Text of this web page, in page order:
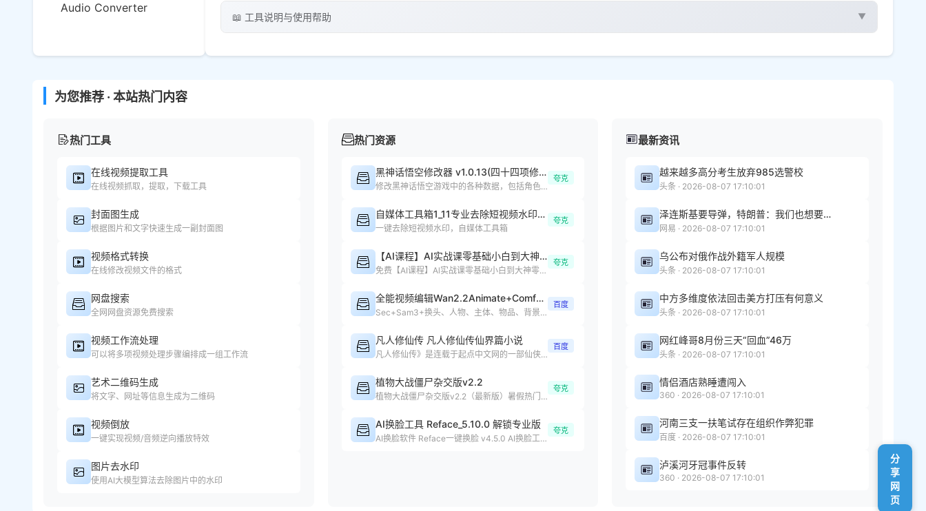
Audio Converter
📖 工具说明与使用帮助 ▼
为您推荐 · 本站热门内容
热门工具
在线视频提取工具
在线视频抓取，提取，下载工具
封面图生成
根据图片和文字快速生成一副封面图
视频格式转换
在线修改视频文件的格式
网盘搜索
全网网盘资源免费搜索
视频工作流处理
可以将多项视频处理步骤编排成一组工作流
艺术二维码生成
将文字、网址等信息生成为二维码
视频倒放
一键实现视频/音频逆向播放特效
图片去水印
使用AI大模型算法去除图片中的水印
热门资源
黑神话悟空修改器 v1.0.13(四十四项修改器)
修改黑神话悟空游戏中的各种数据，包括角色属性、装备等
夸克
自媒体工具箱1_11专业去除短视频水印处理短视频
一键去除短视频水印，自媒体工具箱
夸克
【AI课程】AI实战课零基础小白到大神零基础
免费【AI课程】Al实战课零基础小白到大神零基础小白课程下载
夸克
全能视频编辑Wan2.2Animate+ComfyUI整合包4.0
Sec+Sam3+换头、人物、主体、物品、背景、任意元素替换、动作复制
百度
凡人修仙传 凡人修仙传仙界篇小说
凡人修仙传》是连载于起点中文网的一部仙侠修真小说，作者是忘语
百度
植物大战僵尸杂交版v2.2
植物大战僵尸杂交版v2.2（最新版）暑假热门游戏
夸克
AI换脸工具 Reface_5.10.0 解锁专业版
AI换脸软件 Reface一键换脸 v4.5.0 AI换脸工具.apk
夸克
最新资讯
越来越多高分考生放弃985选警校
头条 · 2026-08-07 17:10:01
泽连斯基要导弹，特朗普：我们也想要！拜登给了乌克兰大量弹药，美国库存大幅减少
网易 · 2026-08-07 17:10:01
乌公布对俄作战外籍军人规模
头条 · 2026-08-07 17:10:01
中方多维度依法回击美方打压有何意义
头条 · 2026-08-07 17:10:01
网红峰哥8月份三天“回血”46万
头条 · 2026-08-07 17:10:01
情侣酒店熟睡遭闯入
360 · 2026-08-07 17:10:01
河南三支一扶笔试存在组织作弊犯罪
百度 · 2026-08-07 17:10:01
泸溪河牙冠事件反转
360 · 2026-08-07 17:10:01
分
享
网
页